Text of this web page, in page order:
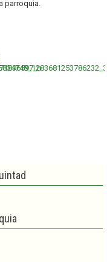
parroquia.